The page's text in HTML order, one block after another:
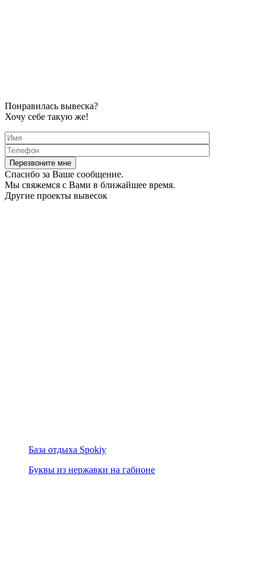
Понравилась вывеска?
Хочу себе такую же!
Спасибо за Ваше сообщение.
Мы свяжемся с Вами в ближайшее время.
Другие проекты вывесок
База отдыха Spokiy
Буквы из нержавки на габионе